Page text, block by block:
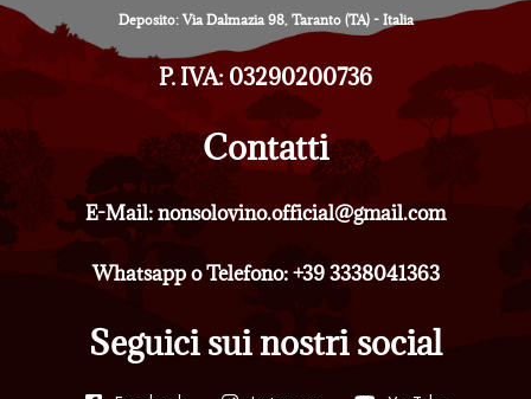
Deposito: Via Dalmazia 98, Taranto (TA) - Italia
P. IVA: 03290200736
Contatti
E-Mail: nonsolovino.official@gmail.com
Whatsapp o Telefono: +39 3338041363
Seguici sui nostri social